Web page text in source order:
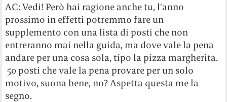
AC: Vedi! Però hai ragione anche tu, l’anno
prossimo in effetti potremmo fare un
supplemento con una lista di posti che non
entreranno mai nella guida, ma dove vale la pena
andare per una cosa sola, tipo la pizza margherita.
50 posti che vale la pena provare per un solo
motivo, suona bene, no? Aspetta questa me la
segno.